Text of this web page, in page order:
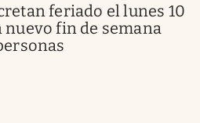
feriado el lunes 10
nuevo fin de semana